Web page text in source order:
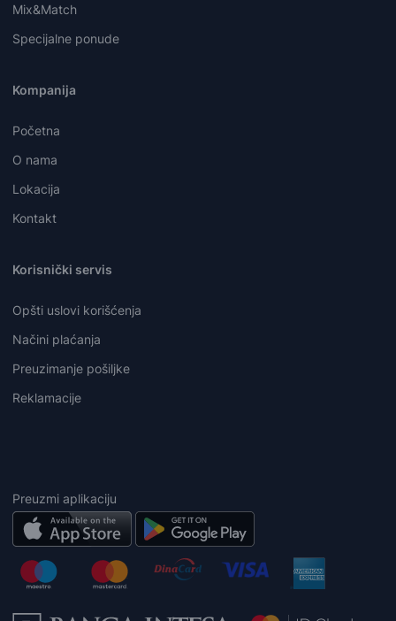
Mix&Match
Specijalne ponude
Kompanija
Početna
O nama
Lokacija
Kontakt
Korisnički servis
Opšti uslovi korišćenja
Načini plaćanja
Preuzimanje pošiljke
Reklamacije
Preuzmi aplikaciju